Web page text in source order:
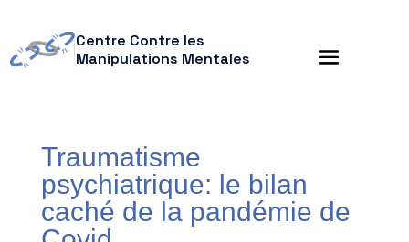
Centre Contre les
Manipulations Mentales
Traumatisme
psychiatrique: le bilan
caché de la pandémie de